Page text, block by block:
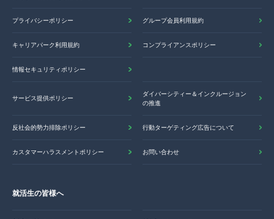
プライバシーポリシー グループ会員利用規約
キャリアパーク利用規約 コンプライアンスポリシー
情報セキュリティポリシー
サービス提供ポリシー
ダイバーシティー＆インクルージョン
の推進
反社会的勢力排除ポリシー 行動ターゲティング広告について
カスタマーハラスメントポリシー お問い合わせ
就活生の皆様へ